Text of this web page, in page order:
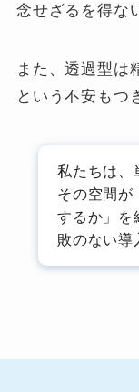
念せざるを得な
また、透過型は
という不安もつ
私たちは、
その空間が
するか」を
敗のない導